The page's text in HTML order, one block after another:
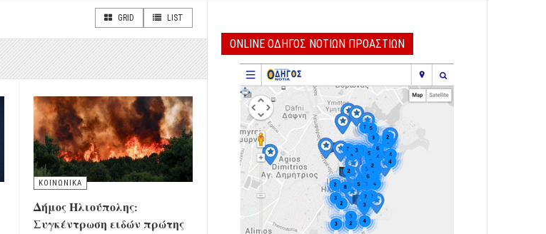
GRID LIST
ΚΟΙΝΩΝΙΚΑ
Δήμος Ηλιούπολης:
Συγκέντρωση ειδών πρώτης
ONLINE ΟΔΗΓΟΣ ΝΟΤΙΩΝ ΠΡΟΑΣΤΙΩΝ